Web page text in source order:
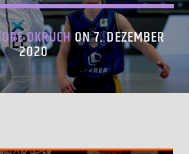
OKRUCHON 7. DEZEMBER
2020